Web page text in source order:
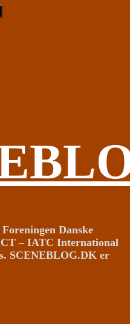
Danske
– IATC International
SCENEBLOG.DK er